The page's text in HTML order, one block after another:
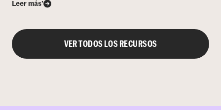
Leer más’
VER TODOS LOS RECURSOS